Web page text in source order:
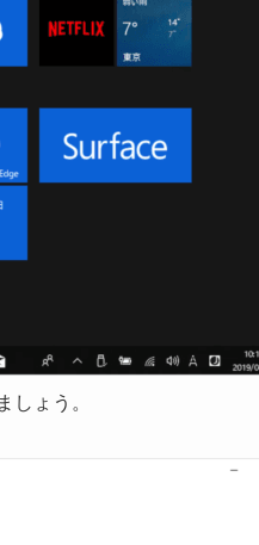
しょう。